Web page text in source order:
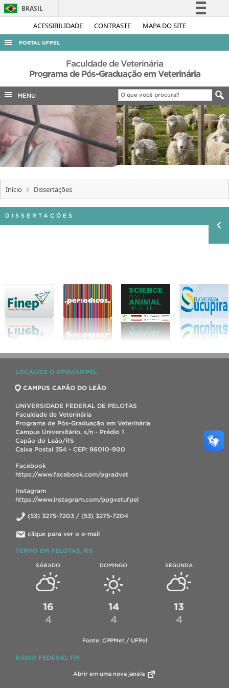
ACESSIBILIDADE CONTRASTE MAPA DO SITE
BRASIL
Simplifique!
Acesso à informação
Legislação
Canais
PORTAL UFPEL
ACESSO À INFORMAÇÃO
AUDITORIA
COBALTO
CONCURSOS
EDITAIS
INTERNACIONAL
OUVIDORIA
PORTARIAS
TELEFONES
Faculdade de Veterinária
Programa de Pós-Graduação em Veterinária
MENU
Início Dissertações
DISSERTAÇÕES
LOCALIZE O PPGV/UFPEL
CAMPUS CAPÃO DO LEÃO
UNIVERSIDADE FEDERAL DE PELOTAS
Faculdade de Veterinária
Programa de Pós-Graduação em Veterinária
Campus Universitário, s/n - Prédio 1
Capão do Leão/RS
Caixa Postal 354 - CEP: 96010-900
Facebook
https://www.facebook.com/pgradvet
Instagram
https://www.instagram.com/ppgvetufpel
(53) 3275-7203 / (53) 3275-7204
clique para ver o e-mail
TEMPO EM PELOTAS, RS
SÁBADO
16
4
DOMINGO
14
4
SEGUNDA
13
4
Fonte: CPPMet / UFPel
RÁDIO FEDERAL FM
Abrir em uma nova janela